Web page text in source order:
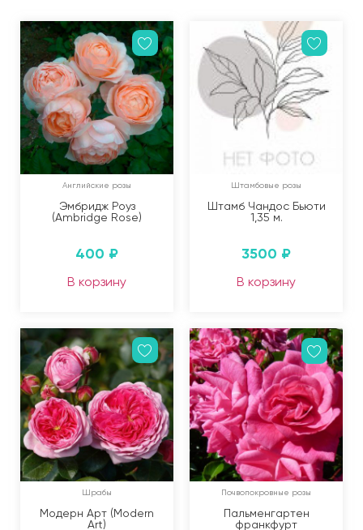
Английские розы
Эмбридж Роуз
(Ambridge Rose)
400 ₽
В корзину
Штамбовые розы
Штамб Чандос Бьюти
1,35 м.
3500 ₽
В корзину
Шрабы
Модерн Арт (Modern
Art)
Почвопокровные розы
Пальменгартен
франкфурт